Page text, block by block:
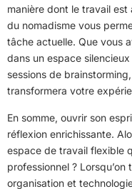
manière dont le travail
du nomadisme vous
tâche actuelle. Que vous
dans un espace
sessions de
transformera votre
En somme, ouvrir son
réflexion enrichissante.
espace de travail flexible
professionnel ?
organisation et